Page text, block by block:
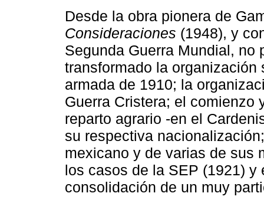
Desde la obra pionera de
Consideraciones (1948), y
Segunda Guerra Mundial,
transformado la
armada de 1910; la
Guerra Cristera; el comienzo
reparto agrario -en el
su respectiva
mexicano y de varias de sus
los casos de la SEP (1921) y
consolidación de un muy